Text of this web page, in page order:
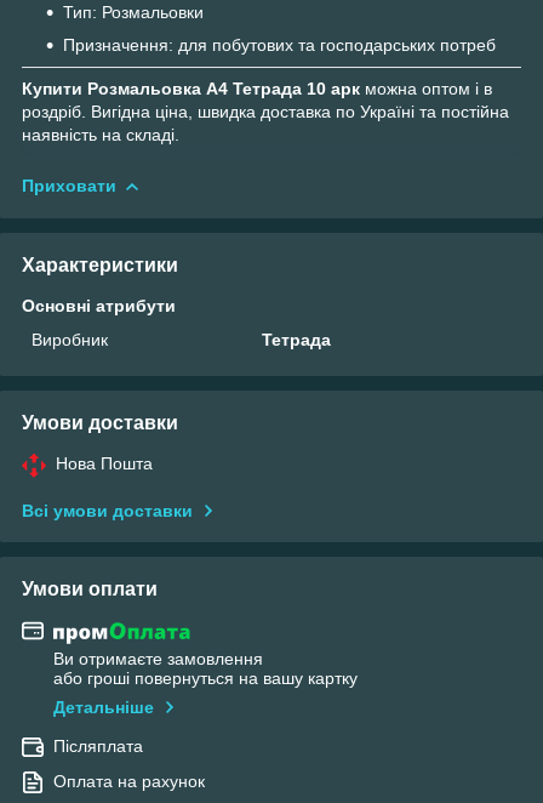
Тип: Розмальовки
Призначення: для побутових та господарських потреб
Купити Розмальовка А4 Тетрада 10 арк можна оптом і в
роздріб. Вигідна ціна, швидка доставка по Україні та постійна
наявність на складі.
Приховати
Характеристики
Основні атрибути
Виробник
Тетрада
Умови доставки
Нова Пошта
Всі умови доставки
Умови оплати
Ви отримаєте замовлення
або гроші повернуться на вашу картку
Детальніше
Післяплата
Оплата на рахунок